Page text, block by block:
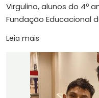
Virgulino, alunos do 4º
Fundação Educacional
Leia mais